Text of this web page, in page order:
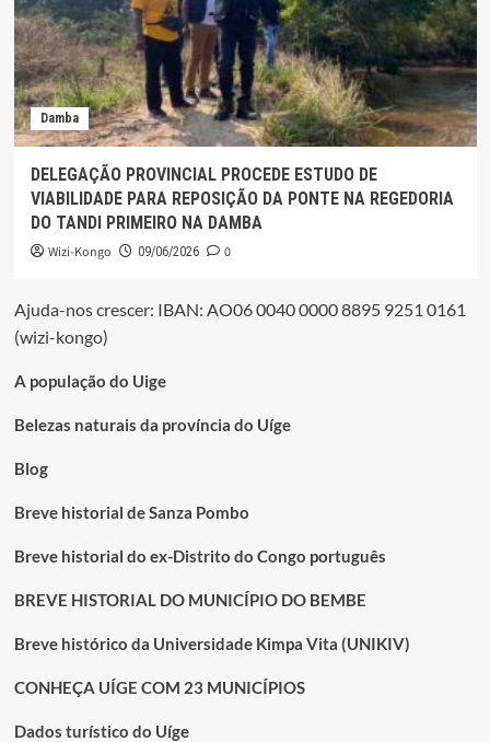
Damba
DELEGAÇÃO PROVINCIAL PROCEDE ESTUDO DE
VIABILIDADE PARA REPOSIÇÃO DA PONTE NA REGEDORIA
DO TANDI PRIMEIRO NA DAMBA
Wizi-Kongo 09/06/2026 0
Ajuda-nos crescer: IBAN: AO06 0040 0000 8895 9251 0161
(wizi-kongo)
A população do Uige
Belezas naturais da província do Uíge
Blog
Breve historial de Sanza Pombo
Breve historial do ex-Distrito do Congo português
BREVE HISTORIAL DO MUNICÍPIO DO BEMBE
Breve histórico da Universidade Kimpa Vita (UNIKIV)
CONHEÇA UÍGE COM 23 MUNICÍPIOS
Dados turístico do Uíge